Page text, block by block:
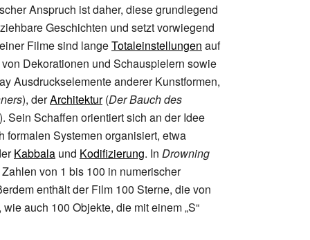
Anspruch ist daher, diese grundlegend
Geschichten und setzt vorwiegend
Filme sind langeTotaleinstellungen auf
Dekorationen und Schauspielern sowie
Ausdruckselemente anderer Kunstformen,
), derArchitektur(Der Bauch des
). Sein Schaffen orientiert sich an der Idee
formalen Systemen organisiert, etwa
Kabbala und Kodifizierung. In Drowning
von 1 bis 100 in numerischer
enthält der Film 100 Sterne, die von
auch 100 Objekte, die mit einem „S“